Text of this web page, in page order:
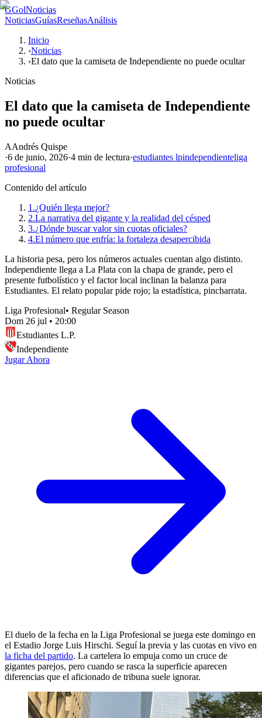
GGolNoticias
NoticiasGuíasReseñasAnálisis
Inicio
›Noticias
›El dato que la camiseta de Independiente no puede ocultar
Noticias
El dato que la camiseta de Independiente
no puede ocultar
AAndrés Quispe
·6 de junio, 2026·4 min de lectura·estudiantes lpindependienteliga
profesional
Contenido del artículo
1.¿Quién llega mejor?
2.La narrativa del gigante y la realidad del césped
3.¿Dónde buscar valor sin cuotas oficiales?
4.El número que enfría: la fortaleza desapercibida
La historia pesa, pero los números actuales cuentan algo distinto.
Independiente llega a La Plata con la chapa de grande, pero el
presente futbolístico y el factor local inclinan la balanza para
Estudiantes. El relato popular pide rojo; la estadística, pincharrata.
Liga Profesional• Regular Season
Dom 26 jul • 20:00
Estudiantes L.P.
Independiente
Jugar Ahora
El duelo de la fecha en la Liga Profesional se juega este domingo en
el Estadio Jorge Luis Hirschi. Seguí la previa y las cuotas en vivo en
la ficha del partido. La cartelera lo empuja como un cruce de
gigantes parejos, pero cuando se rasca la superficie aparecen
diferencias que el aficionado de tribuna suele ignorar.